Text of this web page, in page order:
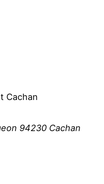
Cachan
94230 Cachan